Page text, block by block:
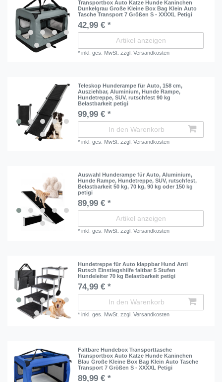
Transportbox Auto Katze Hunde Kaninchen
Dunkelgrau Große Kleine Box Bag Klein Auto
Tasche Transport 7 Größen S - XXXXL Petigi
42,99 € *
Artikel anzeigen
*inkl. ges. MwSt. zzgl.Versandkosten
Teleskop Hunderampe für Auto, 158 cm,
Ausziehbar, Aluminium, Hunde Rampe,
Hundetreppe, SUV, rutschfest 90 kg
Belastbarkeit petigi
99,99 € *
In den Warenkorb
*inkl. ges. MwSt. zzgl.Versandkosten
Auswahl Hunderampe für Auto, Aluminium,
Hunde Rampe, Hundetreppe, SUV, rutschfest,
Belastbarkeit 50 kg, 70 kg, 90 kg oder 150 kg
petigi
89,99 € *
Artikel anzeigen
*inkl. ges. MwSt. zzgl.Versandkosten
Hundetreppe für Auto klappbar Hund Anti
Rutsch Einstiegshilfe faltbar 5 Stufen
Hundeleiter 70 kg Belastbarkeit petigi
74,99 € *
In den Warenkorb
*inkl. ges. MwSt. zzgl.Versandkosten
Faltbare Hundebox Transporttasche
Transportbox Auto Katze Hunde Kaninchen
Blau Große Kleine Box Bag Klein Auto Tasche
Transport 7 Größen S - XXXXL Petigi
89,99 € *